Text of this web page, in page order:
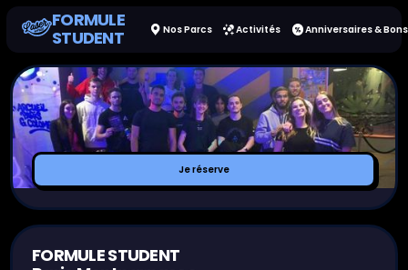
FORMULE
STUDENT
NosNos Parcs Activités Anniversaires &
Je
Je réserve
FORMULE STUDENT